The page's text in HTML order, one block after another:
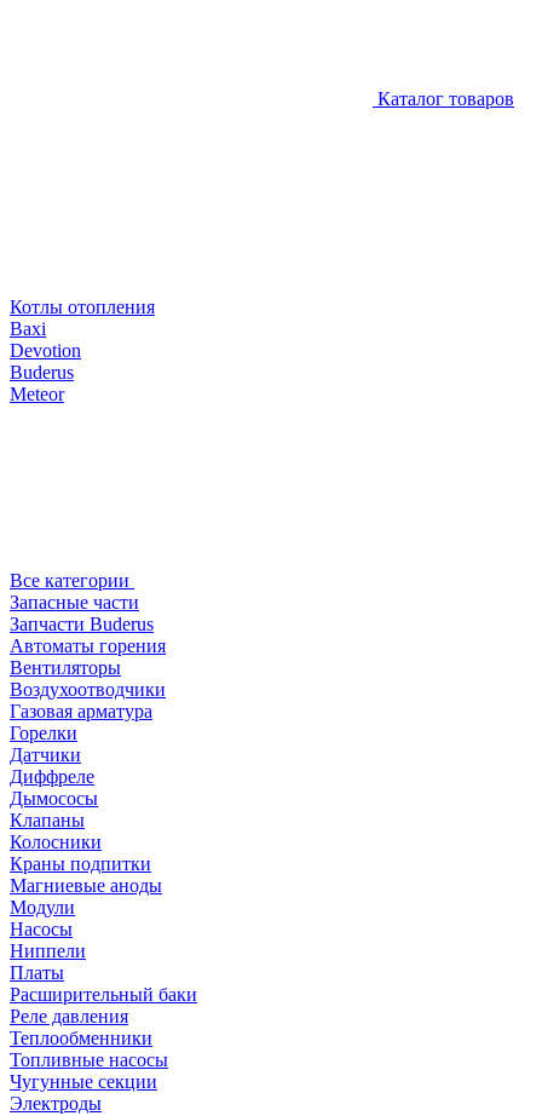
Каталог товаров
Котлы отопления
Baxi
Devotion
Buderus
Meteor
Все категории
Запасные части
Запчасти Buderus
Автоматы горения
Вентиляторы
Воздухоотводчики
Газовая арматура
Горелки
Датчики
Диффреле
Дымососы
Клапаны
Колосники
Краны подпитки
Магниевые аноды
Модули
Насосы
Ниппели
Платы
Расширительный баки
Реле давления
Теплообменники
Топливные насосы
Чугунные секции
Электроды